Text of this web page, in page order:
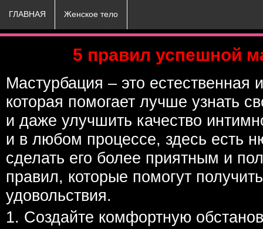
ГЛАВНАЯ Женское тело
5 правил успешной
Мастурбация – это естественная
которая помогает лучше узнать
и даже улучшить качество
и в любом процессе, здесь есть
сделать его более приятным и
правил, которые помогут
удовольствия.
1. Создайте комфортную